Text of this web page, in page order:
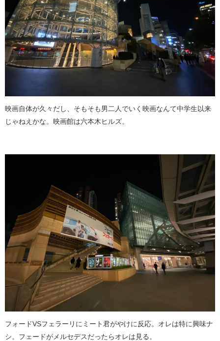
映画自体が久々だし、そもそも男二人でいく映画なんて中学生以来
じゃねえかな。映画館は六本木ヒルズ。
フォードVSフェラーリにミート君がやけに反応。オレは特に興味ナ
シ。フェードがメルセデスだったらオレは見る。